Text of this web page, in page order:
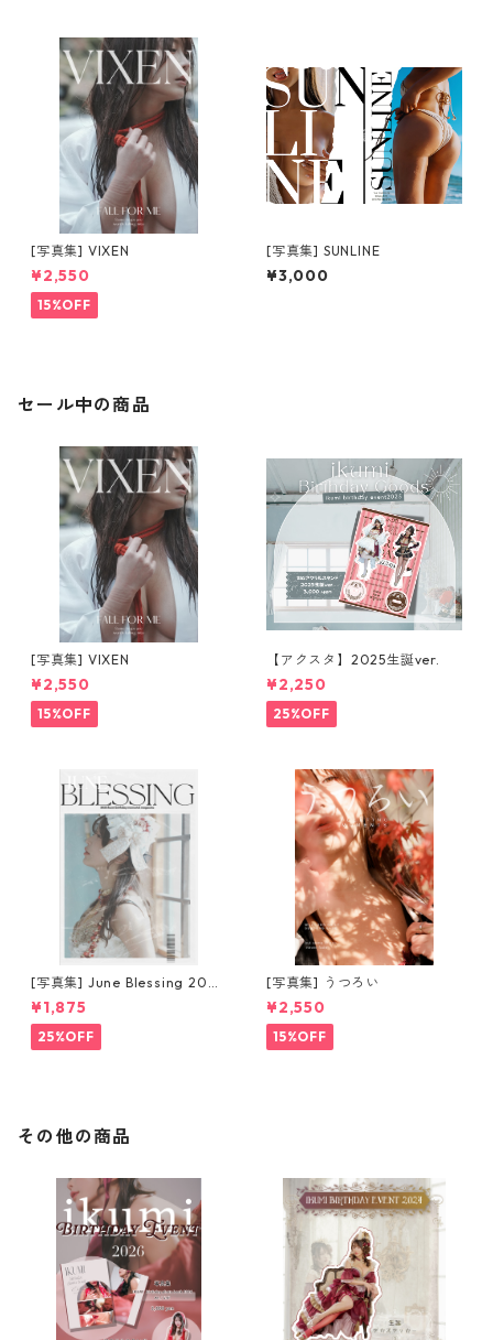
[写真集] VIXEN
¥2,550
15%OFF
[写真集] SUNLINE
¥3,000
セール中の商品
[写真集] VIXEN
¥2,550
15%OFF
【アクスタ】2025生誕ver.
¥2,250
25%OFF
[写真集] June Blessing 2025
magazine [特別版]
¥1,875
25%OFF
[写真集] うつろい
¥2,550
15%OFF
その他の商品